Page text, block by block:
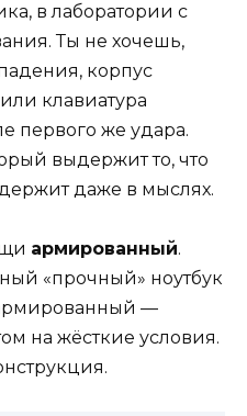
в лаборатории с
Ты не хочешь,
корпус
клавиатура
первого же удара.
выдержит то, что
даже в мыслях.
армированный.
«прочный» ноутбук
армированный —
на жёсткие условия.